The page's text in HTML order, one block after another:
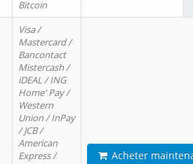
Bitcoin
Visa /
Mastercard /
Bancontact
Mistercash /
iDEAL / ING
Home' Pay /
Western
Union / InPay
/ JCB /
American
Express /
Acheter